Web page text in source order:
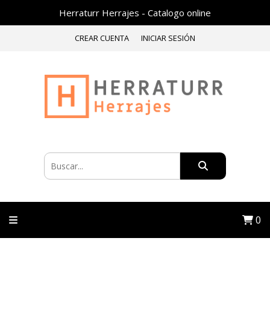
Herraturr Herrajes - Catalogo online
CREAR CUENTA INICIAR SESIÓN
0